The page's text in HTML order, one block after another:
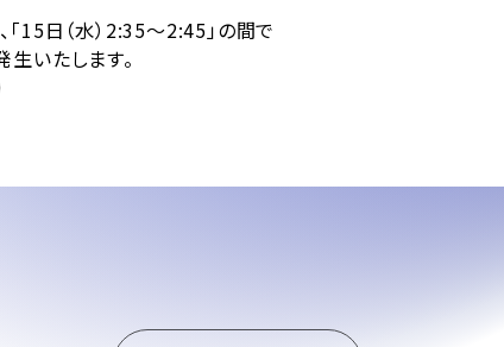
）2:35～2:45」の間で
します。